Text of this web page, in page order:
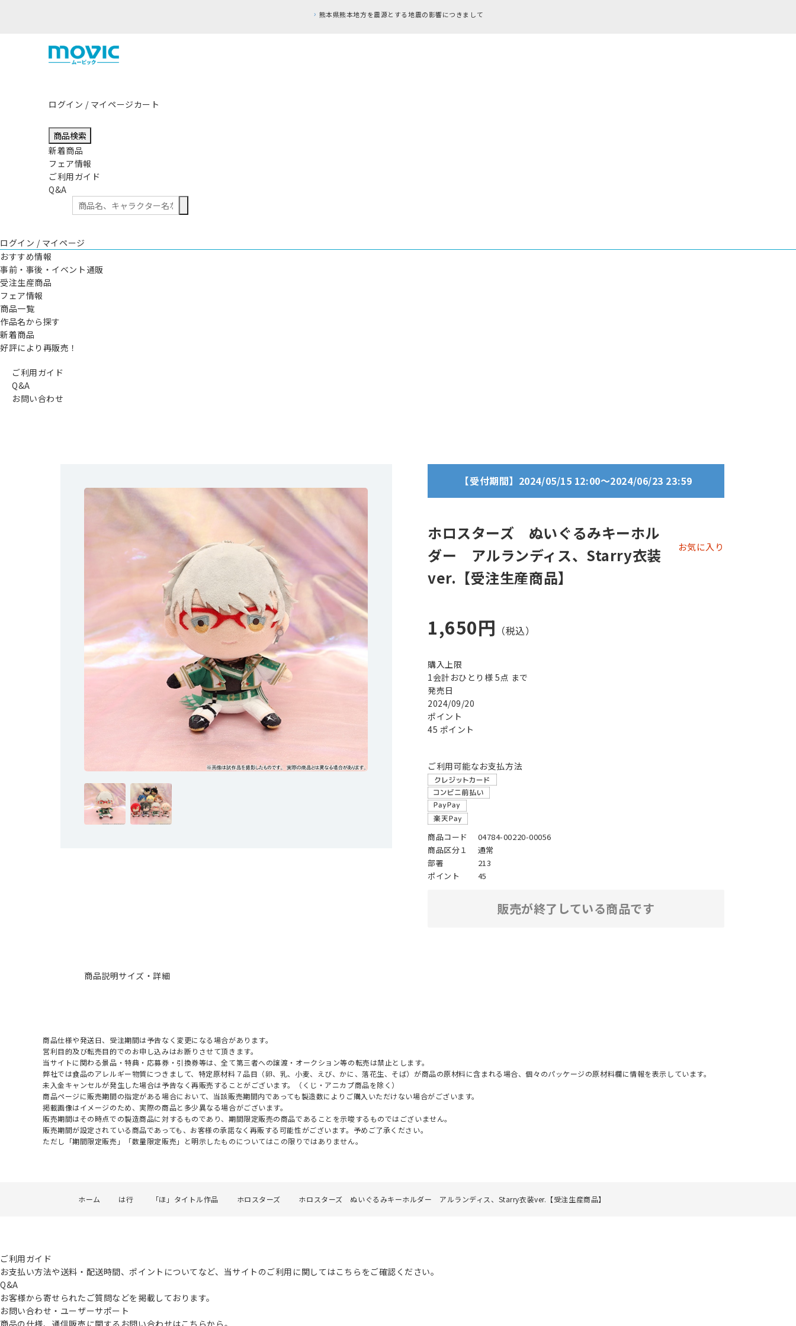
ログイン / マイページカート
商品検索
新着商品
フェア情報
ご利用ガイド
Q&A
ログイン / マイページ
おすすめ情報
事前・事後・イベント通販
受注生産商品
フェア情報
商品一覧
作品名から探す
新着商品
好評により再販売！
ご利用ガイド
Q&A
お問い合わせ
【受付期間】2024/05/15 12:00～2024/06/23 23:59
ホロスターズ ぬいぐるみキーホル
ダー アルランディス、Starry衣装
ver.【受注生産商品】
お気に入り
1,650円
購入上限
1会計おひとり様 5点 まで
発売日
2024/09/20
ポイント
45 ポイント
ご利用可能なお支払方法
商品コード
04784-00220-00056
商品区分１
通常
部署
213
ポイント
45
販売が終了している商品です
商品説明サイズ・詳細
商品仕様や発送日、受注期間は予告なく変更になる場合があります。
営利目的及び転売目的でのお申し込みはお断りさせて頂きます。
当サイトに関わる景品・特典・応募券・引換券等は、全て第三者への譲渡・オークション等の転売は禁止とします。
弊社では食品のアレルギー物質につきまして、特定原材料７品目（卵、乳、小麦、えび、かに、落花生、そば）が商品の原材料に含まれる場合、個々のパッケージの原材料欄に情報を表示しています。
未入金キャンセルが発生した場合は予告なく再販売することがございます。（くじ・アニカプ商品を除く）
商品ページに販売期間の指定がある場合において、当該販売期間内であっても製造数によりご購入いただけない場合がございます。
掲載画像はイメージのため、実際の商品と多少異なる場合がございます。
販売期間はその時点での製造商品に対するものであり、期間限定販売の商品であることを示唆するものではございません。
販売期間が設定されている商品であっても、お客様の承諾なく再販する可能性がございます。予めご了承ください。
ただし「期間限定販売」「数量限定販売」と明示したものについてはこの限りではありません。
ホーム は行 「ほ」タイトル作品 ホロスターズ ホロスターズ ぬいぐるみキーホルダー アルランディス、Starry衣装ver.【受注生産商品】
ご利用ガイド
お支払い方法や送料・配送時間、ポイントについてなど、当サイトのご利用に関してはこちらをご確認ください。
Q&A
お客様から寄せられたご質問などを掲載しております。
お問い合わせ・ユーザーサポート
商品の仕様、通信販売に関するお問い合わせはこちらから。